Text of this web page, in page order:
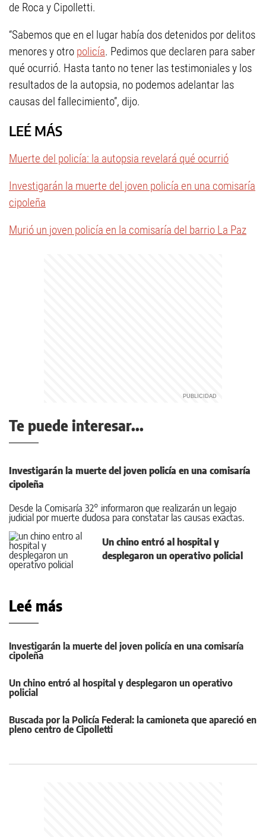
de Roca y Cipolletti.
“Sabemos que en el lugar había dos detenidos por delitos
menores y otro policía. Pedimos que declaren para saber
qué ocurrió. Hasta tanto no tener las testimoniales y los
resultados de la autopsia, no podemos adelantar las
causas del fallecimiento”, dijo.
LEÉ MÁS
Muerte del policía: la autopsia revelará qué ocurrió
Investigarán la muerte del joven policía en una comisaría
cipoleña
Murió un joven policía en la comisaría del barrio La Paz
Te puede interesar...
Investigarán la muerte del joven policía en una comisaría
cipoleña
Desde la Comisaría 32° informaron que realizarán un legajo
judicial por muerte dudosa para constatar las causas exactas.
Un chino entró al hospital y
desplegaron un operativo policial
Leé más
Investigarán la muerte del joven policía en una comisaría
cipoleña
Un chino entró al hospital y desplegaron un operativo
policial
Buscada por la Policía Federal: la camioneta que apareció en
pleno centro de Cipolletti